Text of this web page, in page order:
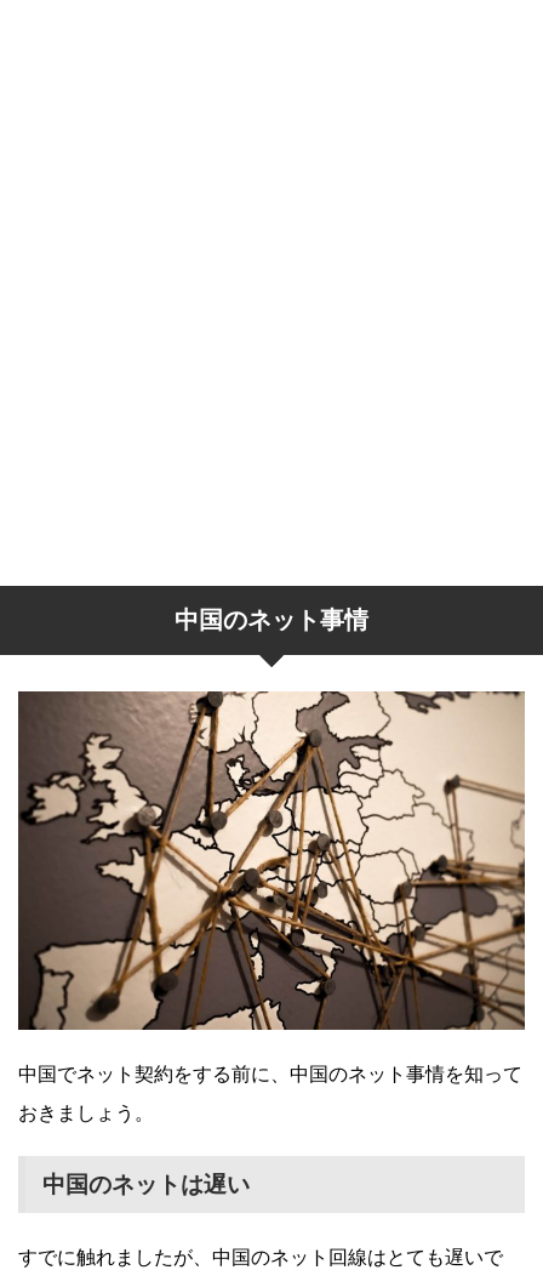
中国のネット事情
中国でネット契約をする前に、中国のネット事情を知って
おきましょう。
中国のネットは遅い
すでに触れましたが、中国のネット回線はとても遅いで